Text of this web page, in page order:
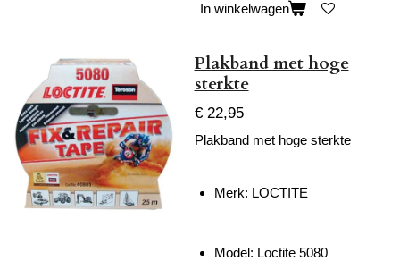
In winkelwagen
Plakband met hoge
sterkte
€ 22,95
Plakband met hoge sterkte
Merk: LOCTITE
Model: Loctite 5080